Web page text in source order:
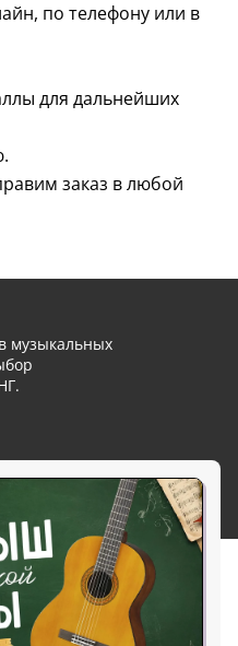
по телефону или в
для дальнейших
заказ в любой
музыкальных